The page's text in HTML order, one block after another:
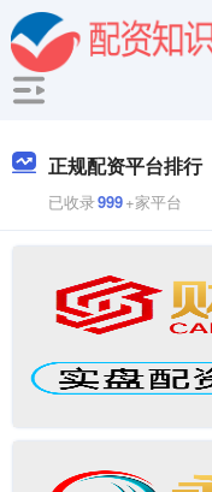
正规配资平台排行
已收录999+家平台